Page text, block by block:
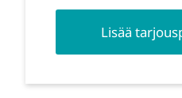
Lisää